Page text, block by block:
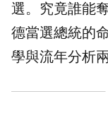
選。究竟誰能
德當選總統的
學與流年分析